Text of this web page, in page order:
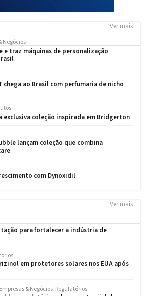
Ver mais
Ver mais
para fortalecer a indústria de
em protetores solares nos EUA após
Empresas & Negócios Regulatórios